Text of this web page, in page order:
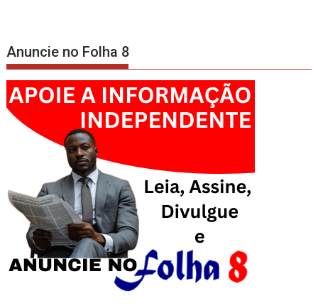
Anuncie no Folha 8